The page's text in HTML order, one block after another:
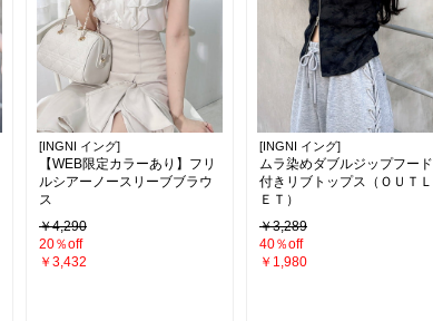
[INGNI イング]
【WEB限定カラーあり】フリ
ルシアーノースリーブブラウ
ス
￥4,290
20％off
￥3,432
[INGNI イング]
ムラ染めダブルジップフード
付きリブトップス（ＯＵＴＬ
ＥＴ）
￥3,289
40％off
￥1,980